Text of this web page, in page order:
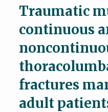
Traumatic
continuous
fractures
adult